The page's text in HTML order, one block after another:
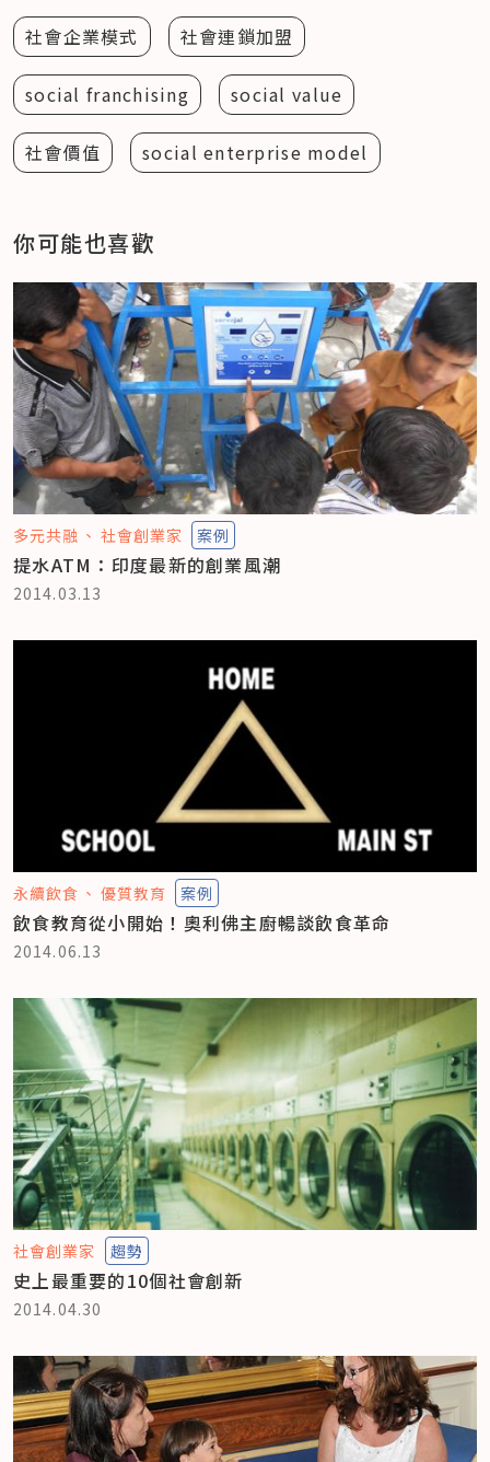
社會企業模式 社會連鎖加盟
social franchising social value
社會價值 social enterprise model
你可能也喜歡
多元共融 社會創業家 案例
提水ATM：印度最新的創業風潮
2014.03.13
永續飲食 優質教育 案例
飲食教育從小開始！奧利佛主廚暢談飲食革命
2014.06.13
社會創業家 趨勢
史上最重要的10個社會創新
2014.04.30